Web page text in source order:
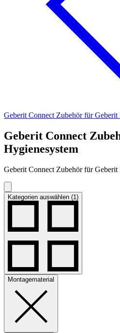
Geberit Connect Zubehör für Geberit
Geberit Connect
Hygienesystem
Geberit Connect Zubehör für Geberit
Kategorien auswählen (1)
Montagematerial